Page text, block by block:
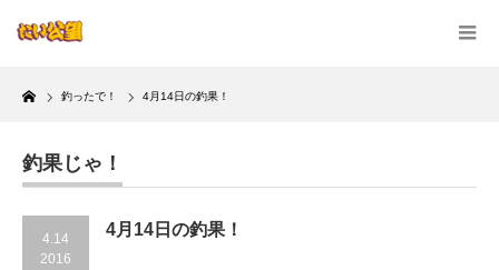
Home
釣ったで！ 4月14日の釣果！
釣果じゃ！
4.14
2016
4月14日の釣果！